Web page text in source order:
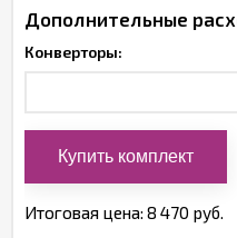
Дополнительные
Конверторы:
Итоговая цена: 8 470 руб.